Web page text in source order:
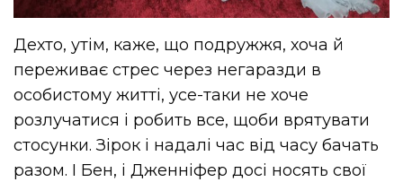
Дехто, утім, каже, що подружжя, хоча й
переживає стрес через негаразди в
особистому житті, усе-таки не хоче
розлучатися і робить все, щоби врятувати
стосунки. Зірок і надалі час від часу бачать
разом. І Бен, і Дженніфер досі носять свої